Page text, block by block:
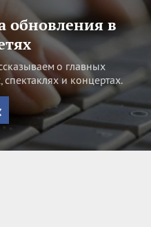
обновления в
о главных
и концертах.